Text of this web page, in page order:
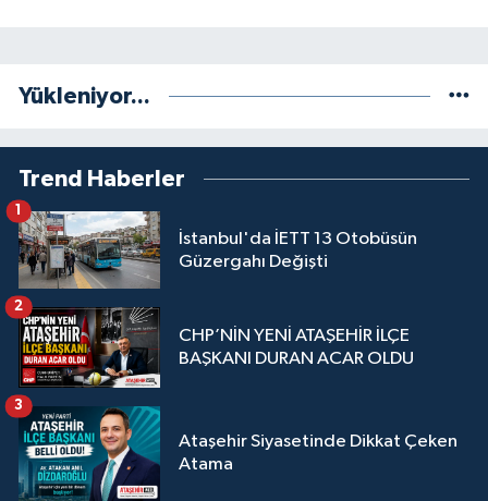
Yükleniyor...
Trend Haberler
İstanbul'da İETT 13 Otobüsün
Güzergahı Değişti
CHP’NİN YENİ ATAŞEHİR İLÇE
BAŞKANI DURAN ACAR OLDU
2
Ataşehir Siyasetinde Dikkat Çeken
Atama
3